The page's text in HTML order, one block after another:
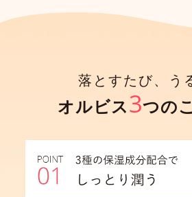
落とすたび、う
オルビス3つの